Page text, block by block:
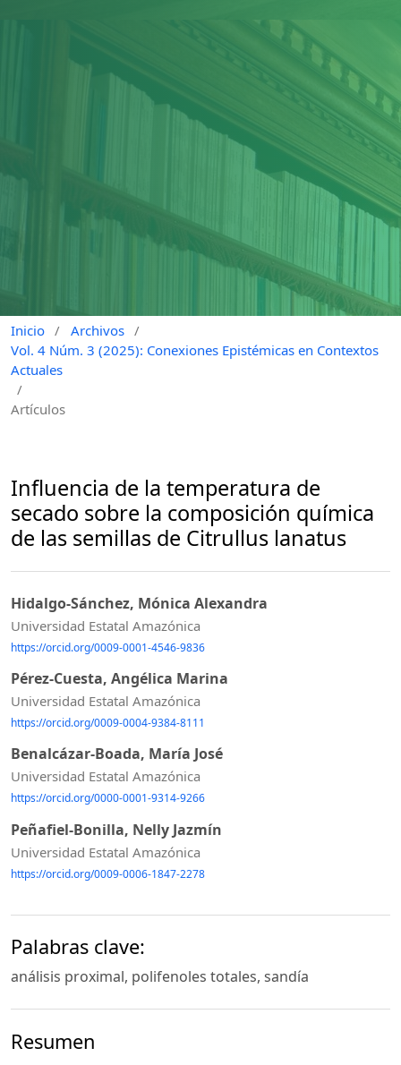
Inicio / Archivos /
Vol. 4 Núm. 3 (2025): Conexiones Epistémicas en Contextos
Actuales
/
Artículos
Influencia de la temperatura de
secado sobre la composición química
de las semillas de Citrullus lanatus
Hidalgo-Sánchez, Mónica Alexandra
Universidad Estatal Amazónica
https://orcid.org/0009-0001-4546-9836
Pérez-Cuesta, Angélica Marina
Universidad Estatal Amazónica
https://orcid.org/0009-0004-9384-8111
Benalcázar-Boada, María José
Universidad Estatal Amazónica
https://orcid.org/0000-0001-9314-9266
Peñafiel-Bonilla, Nelly Jazmín
Universidad Estatal Amazónica
https://orcid.org/0009-0006-1847-2278
Palabras clave:
análisis proximal, polifenoles totales, sandía
Resumen